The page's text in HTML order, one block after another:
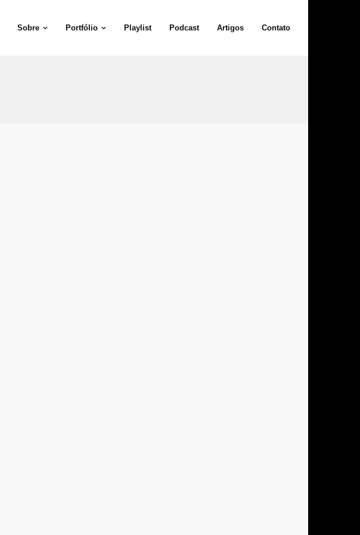
Sobre Portfólio Playlist Podcast Artigos Contato